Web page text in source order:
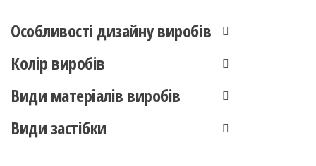
Особливості дизайну виробів
Колір виробів
Види матеріалів виробів
Види застібки